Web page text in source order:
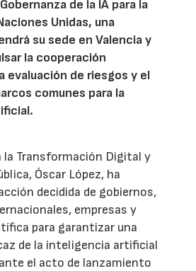
de la IA para la
Unidas, una
su sede en Valencia y
la cooperación
evaluación de riesgos y el
comunes para la
la Transformación Digital y
Óscar López, ha
decidida de gobiernos,
empresas y
para garantizar una
de la inteligencia artificial
el acto de lanzamiento